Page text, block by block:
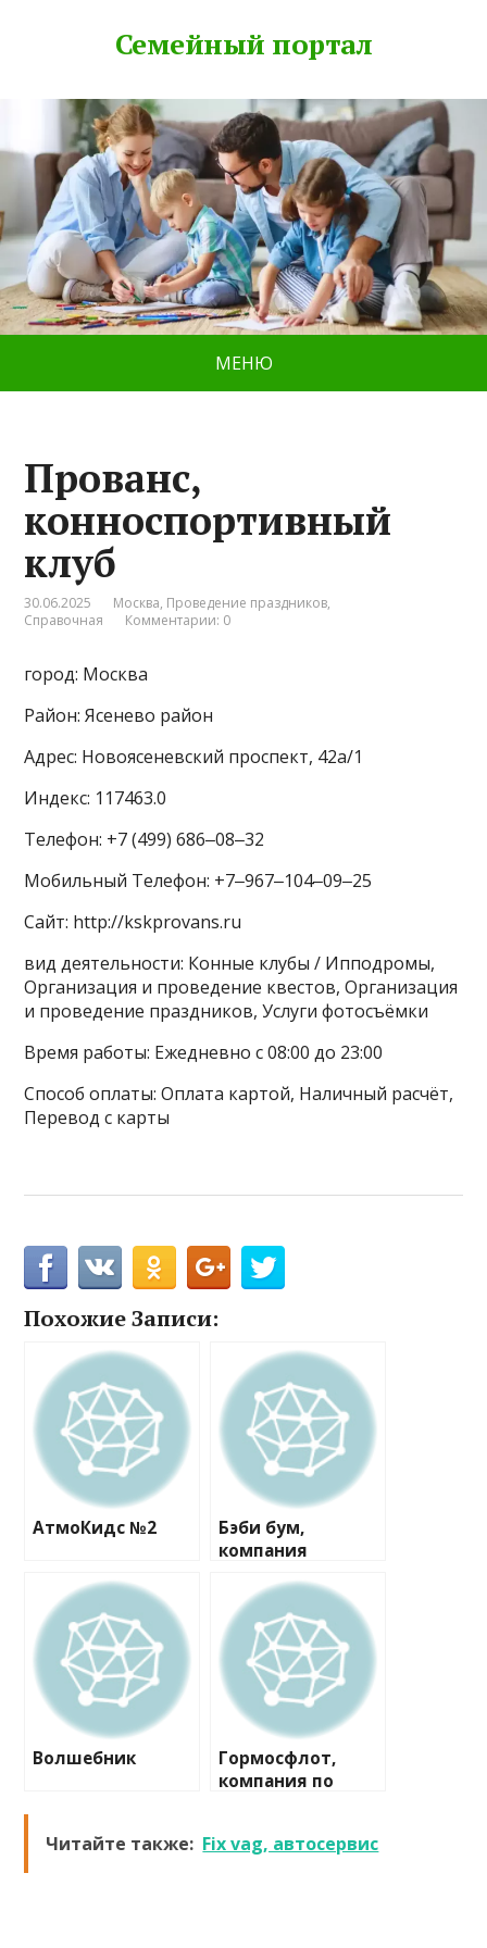
Семейный портал
МЕНЮ
Прованс,
конноспортивный
клуб
30.06.2025 Москва, Проведение праздников,
Справочная
Комментарии: 0
город: Москва
Район: Ясенево район
Адрес: Новоясеневский проспект, 42а/1
Индекс: 117463.0
Телефон: +7 (499) 686‒08‒32
Мобильный Телефон: +7‒967‒104‒09‒25
Сайт: http://kskprovans.ru
вид деятельности: Конные клубы / Ипподромы,
Организация и проведение квестов, Организация
и проведение праздников, Услуги фотосъёмки
Время работы: Ежедневно с 08:00 до 23:00
Способ оплаты: Оплата картой, Наличный расчёт,
Перевод с карты
Похожие Записи:
АтмоКидс №2
Бэби бум,
компания
Волшебник
Гормосфлот,
компания по
Читайте также: Fix vag, автосервис